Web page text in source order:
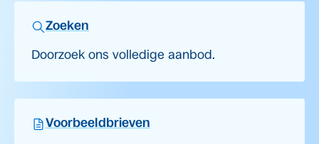
Zoeken
Doorzoek ons volledige aanbod.
Voorbeeldbrieven